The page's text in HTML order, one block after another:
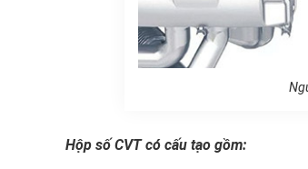
Hộp số CVT có cấu tạo gồm: